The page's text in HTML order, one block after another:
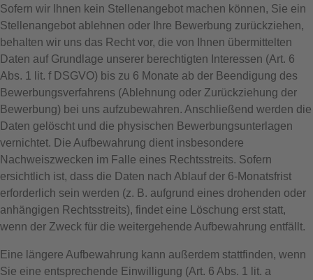
Sofern wir Ihnen kein Stellenangebot machen können, Sie ein
Stellenangebot ablehnen oder Ihre Bewerbung zurückziehen,
behalten wir uns das Recht vor, die von Ihnen übermittelten
Daten auf Grundlage unserer berechtigten Interessen (Art. 6
Abs. 1 lit. f DSGVO) bis zu 6 Monate ab der Beendigung des
Bewerbungsverfahrens (Ablehnung oder Zurückziehung der
Bewerbung) bei uns aufzubewahren. Anschließend werden die
Daten gelöscht und die physischen Bewerbungsunterlagen
vernichtet. Die Aufbewahrung dient insbesondere
Nachweiszwecken im Falle eines Rechtsstreits. Sofern
ersichtlich ist, dass die Daten nach Ablauf der 6-Monatsfrist
erforderlich sein werden (z. B. aufgrund eines drohenden oder
anhängigen Rechtsstreits), findet eine Löschung erst statt,
wenn der Zweck für die weitergehende Aufbewahrung entfällt.
Eine längere Aufbewahrung kann außerdem stattfinden, wenn
Sie eine entsprechende Einwilligung (Art. 6 Abs. 1 lit. a